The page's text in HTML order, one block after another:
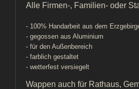
Alle Firmen-, Familien- oder
- 100% Handarbeit aus dem
- gegossen aus Aluminium
- für den Außenbereich
- farblich gestaltet
- wetterfest versiegelt
Wappen auch für Rathaus,